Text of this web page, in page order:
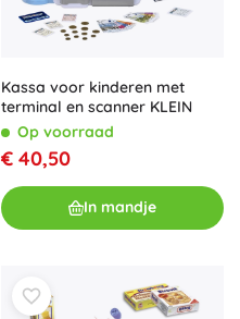
Kassa voor kinderen met
terminal en scanner KLEIN
Op voorraad
€ 40,50
In mandje